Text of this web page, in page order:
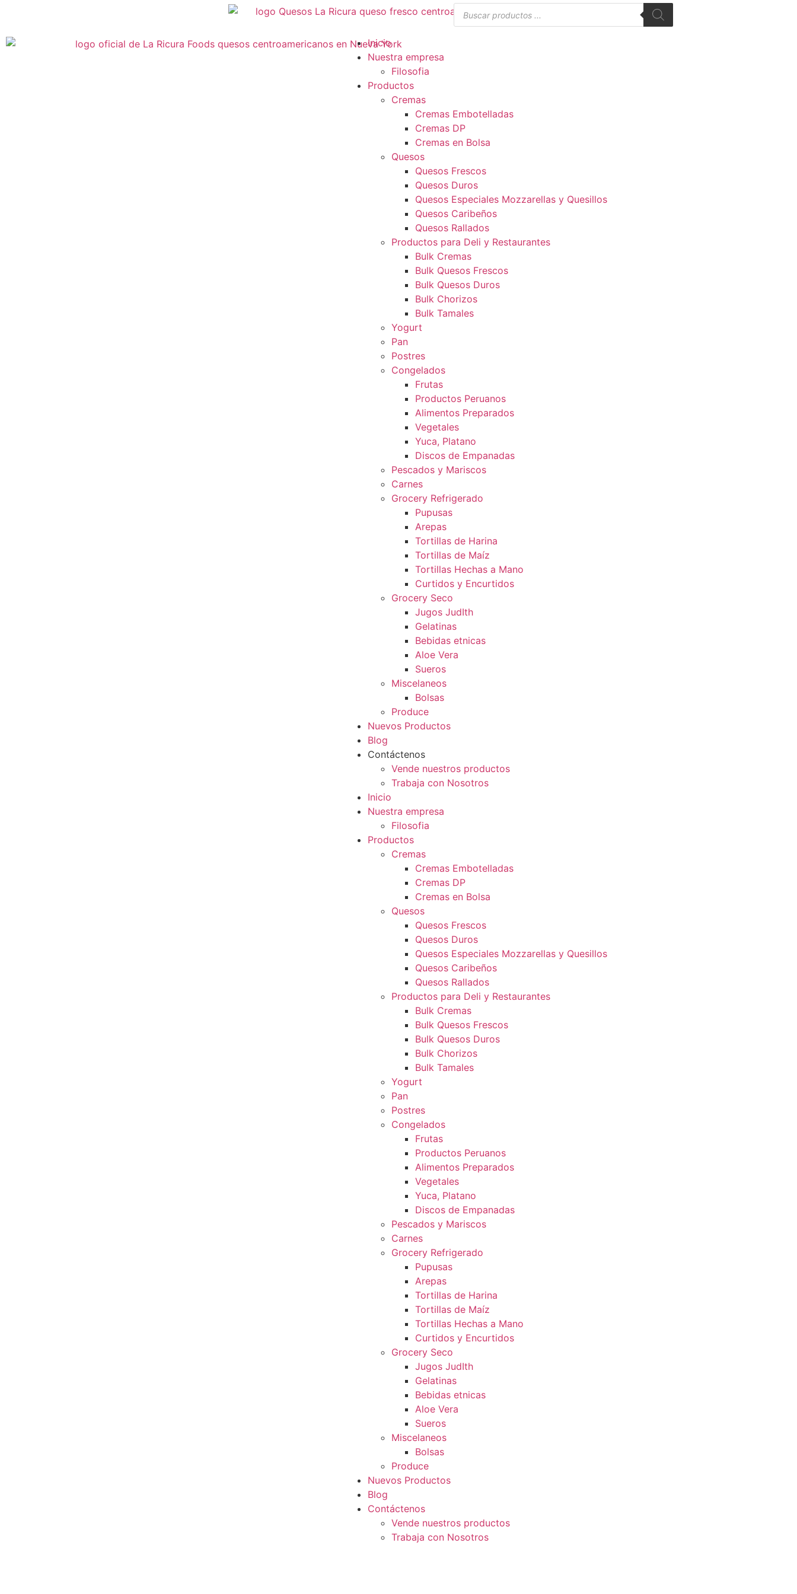
Inicio
Nuestra empresa
Filosofia
Productos
Cremas
Cremas Embotelladas
Cremas DP
Cremas en Bolsa
Quesos
Quesos Frescos
Quesos Duros
Quesos Especiales Mozzarellas y Quesillos
Quesos Caribeños
Quesos Rallados
Productos para Deli y Restaurantes
Bulk Cremas
Bulk Quesos Frescos
Bulk Quesos Duros
Bulk Chorizos
Bulk Tamales
Yogurt
Pan
Postres
Congelados
Frutas
Productos Peruanos
Alimentos Preparados
Vegetales
Yuca, Platano
Discos de Empanadas
Pescados y Mariscos
Carnes
Grocery Refrigerado
Pupusas
Arepas
Tortillas de Harina
Tortillas de Maíz
Tortillas Hechas a Mano
Curtidos y Encurtidos
Grocery Seco
Jugos JudIth
Gelatinas
Bebidas etnicas
Aloe Vera
Sueros
Miscelaneos
Bolsas
Produce
Nuevos Productos
Blog
Contáctenos
Vende nuestros productos
Trabaja con Nosotros
Inicio
Nuestra empresa
Filosofia
Productos
Cremas
Cremas Embotelladas
Cremas DP
Cremas en Bolsa
Quesos
Quesos Frescos
Quesos Duros
Quesos Especiales Mozzarellas y Quesillos
Quesos Caribeños
Quesos Rallados
Productos para Deli y Restaurantes
Bulk Cremas
Bulk Quesos Frescos
Bulk Quesos Duros
Bulk Chorizos
Bulk Tamales
Yogurt
Pan
Postres
Congelados
Frutas
Productos Peruanos
Alimentos Preparados
Vegetales
Yuca, Platano
Discos de Empanadas
Pescados y Mariscos
Carnes
Grocery Refrigerado
Pupusas
Arepas
Tortillas de Harina
Tortillas de Maíz
Tortillas Hechas a Mano
Curtidos y Encurtidos
Grocery Seco
Jugos JudIth
Gelatinas
Bebidas etnicas
Aloe Vera
Sueros
Miscelaneos
Bolsas
Produce
Nuevos Productos
Blog
Contáctenos
Vende nuestros productos
Trabaja con Nosotros